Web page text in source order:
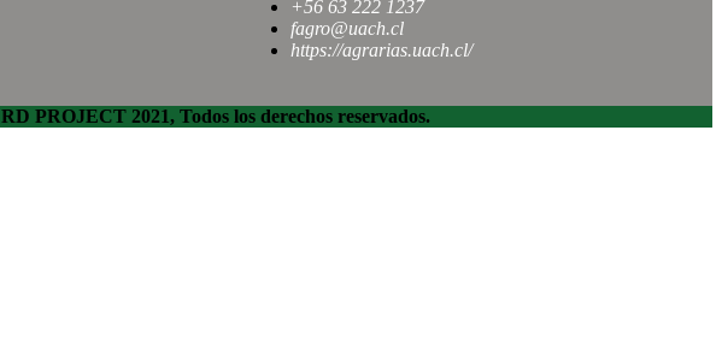
+56 63 222 1237
fagro@uach.cl
https://agrarias.uach.cl/
RD PROJECT 2021, Todos los derechos reservados.